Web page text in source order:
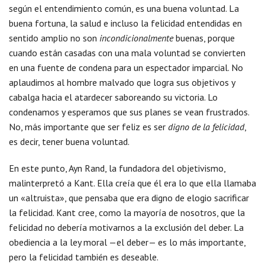
según el entendimiento común, es una buena voluntad. La
buena fortuna, la salud e incluso la felicidad entendidas en
sentido amplio no son incondicionalmentebuenas, porque
cuando están casadas con una mala voluntad se convierten
en una fuente de condena para un espectador imparcial. No
aplaudimos al hombre malvado que logra sus objetivos y
cabalga hacia el atardecer saboreando su victoria. Lo
condenamos y esperamos que sus planes se vean frustrados.
No, más importante que ser feliz es ser digno de la felicidad,
es decir, tener buena voluntad.
En este punto, Ayn Rand, la fundadora del objetivismo,
malinterpretó a Kant. Ella creía que él era lo que ella llamaba
un «altruista», que pensaba que era digno de elogio sacrificar
la felicidad. Kant cree, como la mayoría de nosotros, que la
felicidad no debería motivarnos a la exclusión del deber. La
obediencia a la ley moral —el deber— es lo más importante,
pero la felicidad también es deseable.